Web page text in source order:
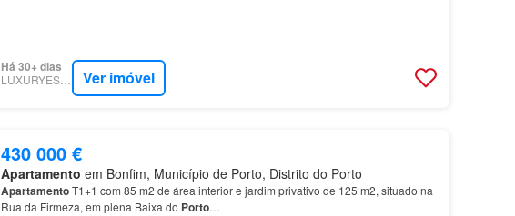
Há 30+ dias
LUXURYESTATE Ver imóvel
430 000 €
Apartamento em Bonfim, Município de Porto, Distrito do Porto
ApartamentoT1+1 com 85 m2 de área interior e jardim privativo de 125 m2, situado na
Rua da Firmeza, em plena Baixa do Porto…